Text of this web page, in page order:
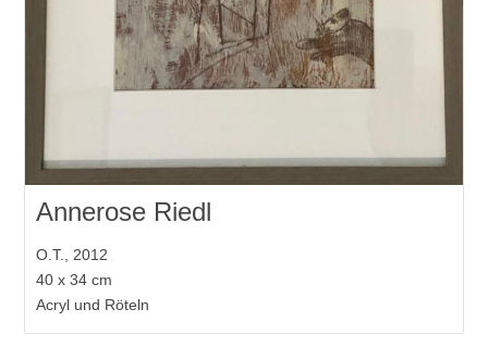
Annerose Riedl
O.T., 2012
40 x 34 cm
Acryl und Röteln